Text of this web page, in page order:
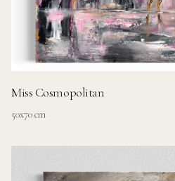
Miss Cosmopolitan
50x70 cm